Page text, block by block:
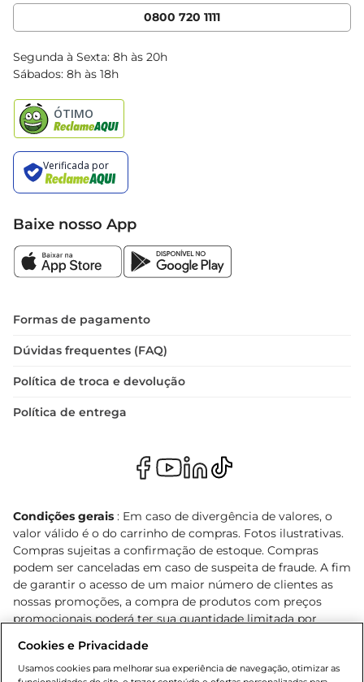
Cencosud Media
Clube Bretas
Blog Bretas
Black Friday
0800 720 1111
Segunda à Sexta: 8h às 20h
Sábados: 8h às 18h
Baixe nosso App
Formas de pagamento
Dúvidas frequentes (FAQ)
Política de troca e devolução
Política de entrega
Condições gerais : Em caso de divergência de valores, o
valor válido é o do carrinho de compras. Fotos ilustrativas.
Compras sujeitas a confirmação de estoque. Compras
podem ser canceladas em caso de suspeita de fraude. A fim
de garantir o acesso de um maior número de clientes as
nossas promoções, a compra de produtos com preços
promocionais poderá ter sua quantidade limitada por
o e-commerce e válidos durante o dia de hoje, podendo
sofrer alterações sem prévia notificação. Proibida a venda
Cookies e Privacidade
Usamos cookies para melhorar sua experiência de navegação, otimizar as